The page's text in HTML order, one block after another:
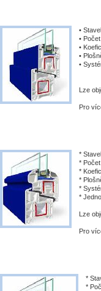
•
•
•
•
•
Lze
Pro
*
*
*
*
*
*
Lze
Pro
*
*